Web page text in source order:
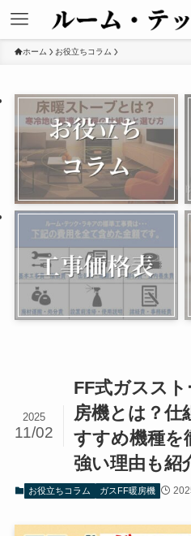
ホーム お役立ちコラム
FF式ガスス
房機とは？仕
すすめ機種を
強い理由も紹
2025
11/02
お役立ちコラム ガスFF暖房機